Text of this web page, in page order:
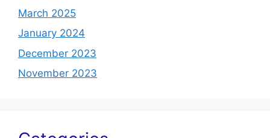
March 2025
January 2024
December 2023
November 2023